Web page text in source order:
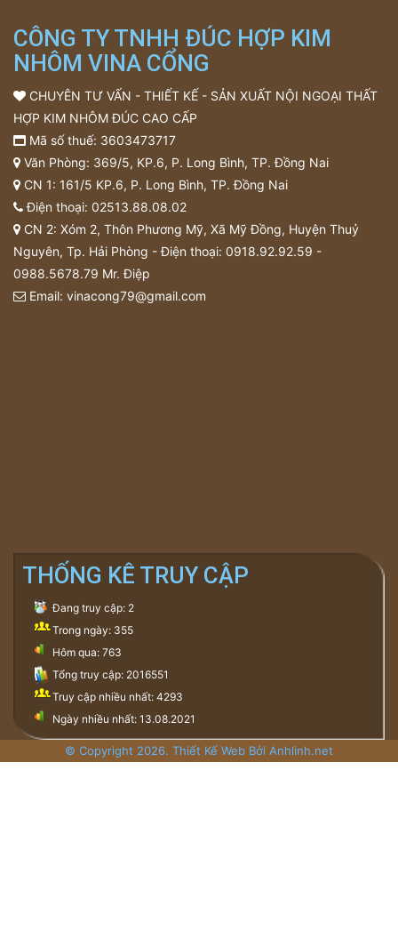
CÔNG TY TNHH ĐÚC HỢP KIM
NHÔM VINA CỔNG
CHUYÊN TƯ VẤN - THIẾT KẾ - SẢN XUẤT NỘI NGOẠI THẤT
HỢP KIM NHÔM ĐÚC CAO CẤP
Mã số thuế: 3603473717
Văn Phòng: 369/5, KP.6, P. Long Bình, TP. Đồng Nai
CN 1: 161/5 KP.6, P. Long Bình, TP. Đồng Nai
Điện thoại: 02513.88.08.02
CN 2: Xóm 2, Thôn Phương Mỹ, Xã Mỹ Đồng, Huyện Thuỷ
Nguyên, Tp. Hải Phòng - Điện thoại: 0918.92.92.59 -
0988.5678.79 Mr. Điệp
Email: vinacong79@gmail.com
THỐNG KÊ TRUY CẬP
Đang truy cập: 2
Trong ngày: 355
Hôm qua: 763
Tổng truy cập: 2016551
Truy cập nhiều nhất: 4293
Ngày nhiều nhất: 13.08.2021
© Copyright 2026. Thiết Kế Web Bởi Anhlinh.net